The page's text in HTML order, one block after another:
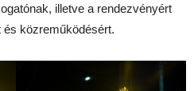
illetve a rendezvényért
és közreműködésért.